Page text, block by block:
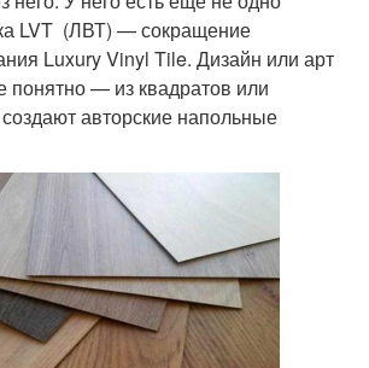
LVT (ЛВТ) — сокращение
Luxury Vinyl Tile. Дизайн или арт
понятно — из квадратов или
авторские напольные